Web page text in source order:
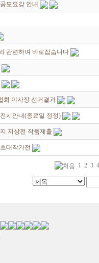
모요강 안내
관련하여 바로잡습니다
회 이사장 선거결과
시안내(종료일 정정)
지상전 작품제출
대작가전
1 2 3 4